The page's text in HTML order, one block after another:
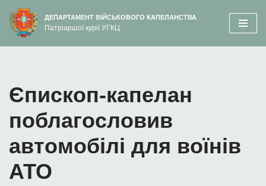
вмісту
Перейти
до
ДЕПАРТАМЕНТ ВІЙСЬКОВОГО КАПЕЛАНСТВА
Патріаршої курії УГКЦ
Єпископ-капелан
поблагословив
автомобілі для воїнів
АТО